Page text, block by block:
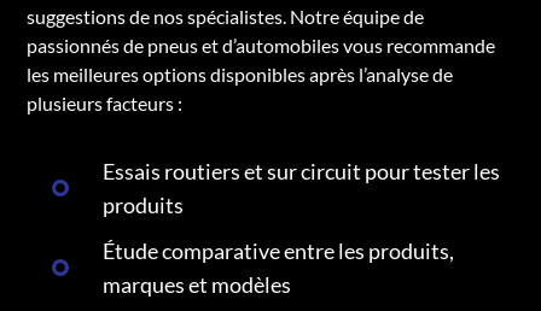
suggestions de nos spécialistes. Notre équipe de
passionnés de pneus et d’automobiles vous recommande
les meilleures options disponibles après l’analyse de
plusieurs facteurs :
Essais routiers et sur circuit pour tester les
produits
Étude comparative entre les produits,
marques et modèles